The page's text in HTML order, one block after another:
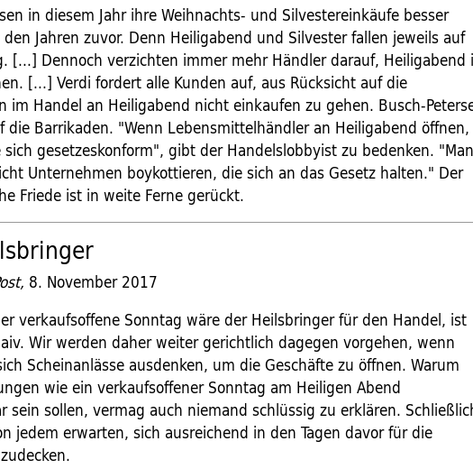
in diesem Jahr ihre Weihnachts- und Silvestereinkäufe besser
Jahren zuvor. Denn Heiligabend und Silvester fallen jeweils auf
[...] Dennoch verzichten immer mehr Händler darauf, Heiligabend
[...] Verdi fordert alle Kunden auf, aus Rücksicht auf die
im Handel an Heiligabend nicht einkaufen zu gehen. Busch-
die Barrikaden. "Wenn Lebensmittelhändler an Heiligabend öffnen,
gesetzeskonform", gibt der Handelslobbyist zu bedenken. "Man
Unternehmen boykottieren, die sich an das Gesetz halten." Der
Friede ist in weite Ferne gerückt.
8. November 2017
verkaufsoffene Sonntag wäre der Heilsbringer für den Handel, ist
Wir werden daher weiter gerichtlich dagegen vorgehen, wenn
Scheinanlässe ausdenken, um die Geschäfte zu öffnen. Warum
wie ein verkaufsoffener Sonntag am Heiligen Abend
sein sollen, vermag auch niemand schlüssig zu erklären.
jedem erwarten, sich ausreichend in den Tagen davor für die